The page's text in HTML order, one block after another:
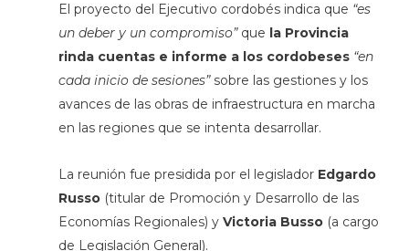
El proyecto del Ejecutivo cordobés indica que “es
un deber y un compromiso”que la Provincia
rinda cuentas e informe a los cordobeses “en
cada inicio de sesiones” sobre las gestiones y los
avances de las obras de infraestructura en marcha
en las regiones que se intenta desarrollar.
La reunión fue presidida por el legislador Edgardo
Russo(titular de Promoción y Desarrollo de las
Economías Regionales) y Victoria Busso (a cargo
de Legislación General).